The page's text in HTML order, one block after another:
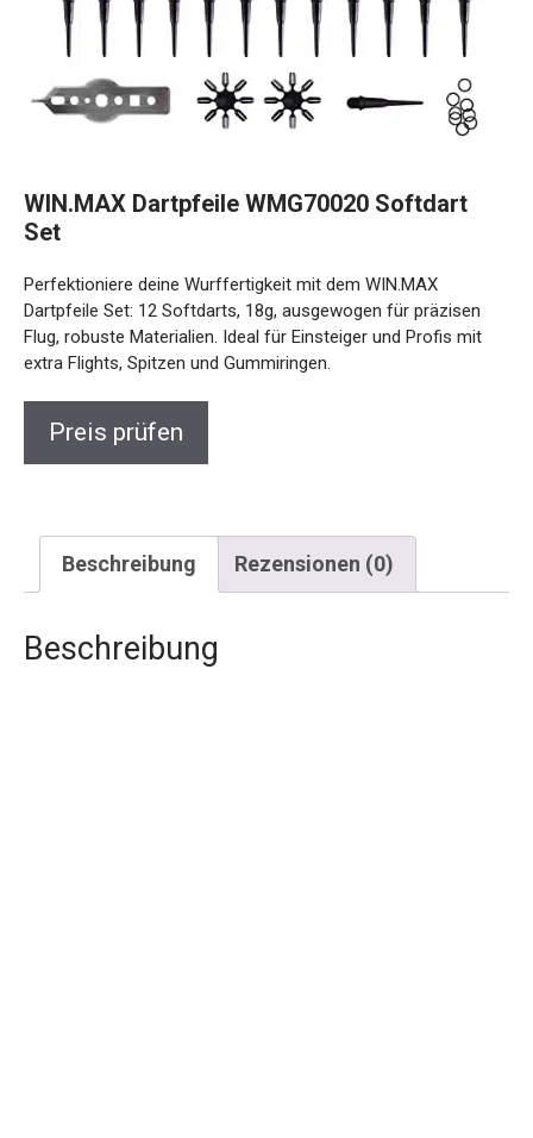
Set
Dartpfeile Set: 12 Softdarts, 18g, ausgewogen für präzisen
Flug, robuste Materialien. Ideal für Einsteiger und Profis mit
extra Flights, Spitzen und Gummiringen.
Preis prüfen
Beschreibung